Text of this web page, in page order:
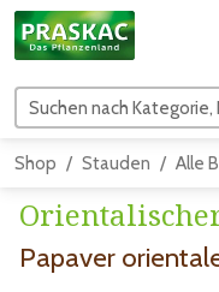
Shop Stauden Alle
Papaver